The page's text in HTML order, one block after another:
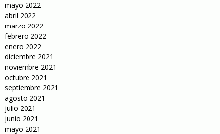
mayo 2022
abril 2022
marzo 2022
febrero 2022
enero 2022
diciembre 2021
noviembre 2021
octubre 2021
septiembre 2021
agosto 2021
julio 2021
junio 2021
mayo 2021